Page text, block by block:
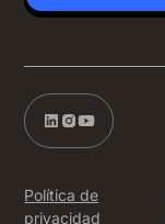
Política de
privacidad